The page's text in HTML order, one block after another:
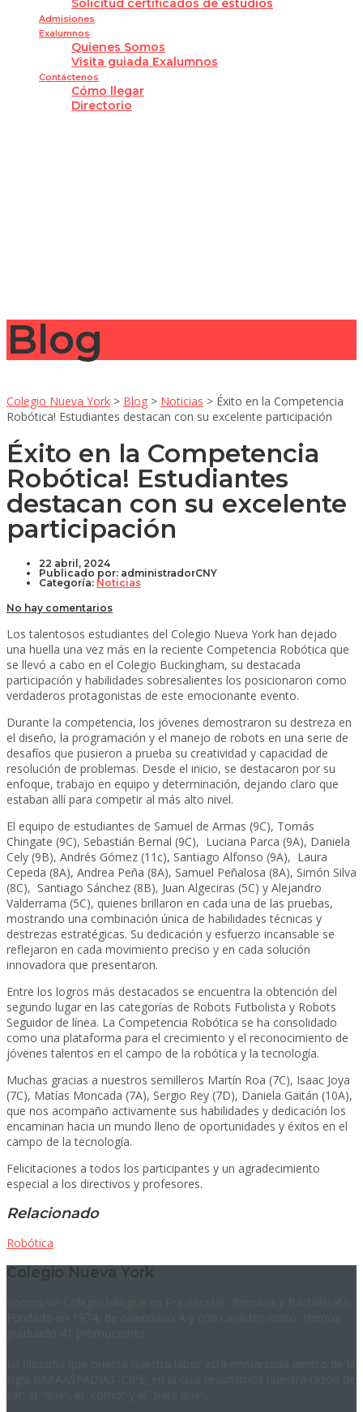
Solicitud certificados de estudios
Admisiones
Exalumnos
Quienes Somos
Visita guiada Exalumnos
Contáctenos
Cómo llegar
Directorio
Blog
Colegio Nueva York > Blog > Noticias > Éxito en la Competencia
Robótica! Estudiantes destacan con su excelente participación
Éxito en la Competencia
Robótica! Estudiantes
destacan con su excelente
participación
22 abril, 2024
Publicado por: administradorCNY
Categoría: Noticias
No hay comentarios
Los talentosos estudiantes del Colegio Nueva York han dejado
una huella una vez más en la reciente Competencia Robótica que
se llevó a cabo en el Colegio Buckingham, su destacada
participación y habilidades sobresalientes los posicionaron como
verdaderos protagonistas de este emocionante evento.
Durante la competencia, los jóvenes demostraron su destreza en
el diseño, la programación y el manejo de robots en una serie de
desafíos que pusieron a prueba su creatividad y capacidad de
resolución de problemas. Desde el inicio, se destacaron por su
enfoque, trabajo en equipo y determinación, dejando claro que
estaban allí para competir al más alto nivel.
El equipo de estudiantes de Samuel de Armas (9C), Tomás
Chingate (9C), Sebastián Bernal (9C), Luciana Parca (9A), Daniela
Cely (9B), Andrés Gómez (11c), Santiago Alfonso (9A), Laura
Cepeda (8A), Andrea Peña (8A), Samuel Peñalosa (8A), Simón Silva
(8C), Santiago Sánchez (8B), Juan Algeciras (5C) y Alejandro
Valderrama (5C), quienes brillaron en cada una de las pruebas,
mostrando una combinación única de habilidades técnicas y
destrezas estratégicas. Su dedicación y esfuerzo incansable se
reflejaron en cada movimiento preciso y en cada solución
innovadora que presentaron.
Entre los logros más destacados se encuentra la obtención del
segundo lugar en las categorías de Robots Futbolista y Robots
Seguidor de línea. La Competencia Robótica se ha consolidado
como una plataforma para el crecimiento y el reconocimiento de
jóvenes talentos en el campo de la robótica y la tecnología.
Muchas gracias a nuestros semilleros Martín Roa (7C), Isaac Joya
(7C), Matías Moncada (7A), Sergio Rey (7D), Daniela Gaitán (10A),
que nos acompaño activamente sus habilidades y dedicación los
encaminan hacia un mundo lleno de oportunidades y éxitos en el
campo de la tecnología.
Felicitaciones a todos los participantes y un agradecimiento
especial a los directivos y profesores.
Relacionado
Robótica
Colegio Nueva York